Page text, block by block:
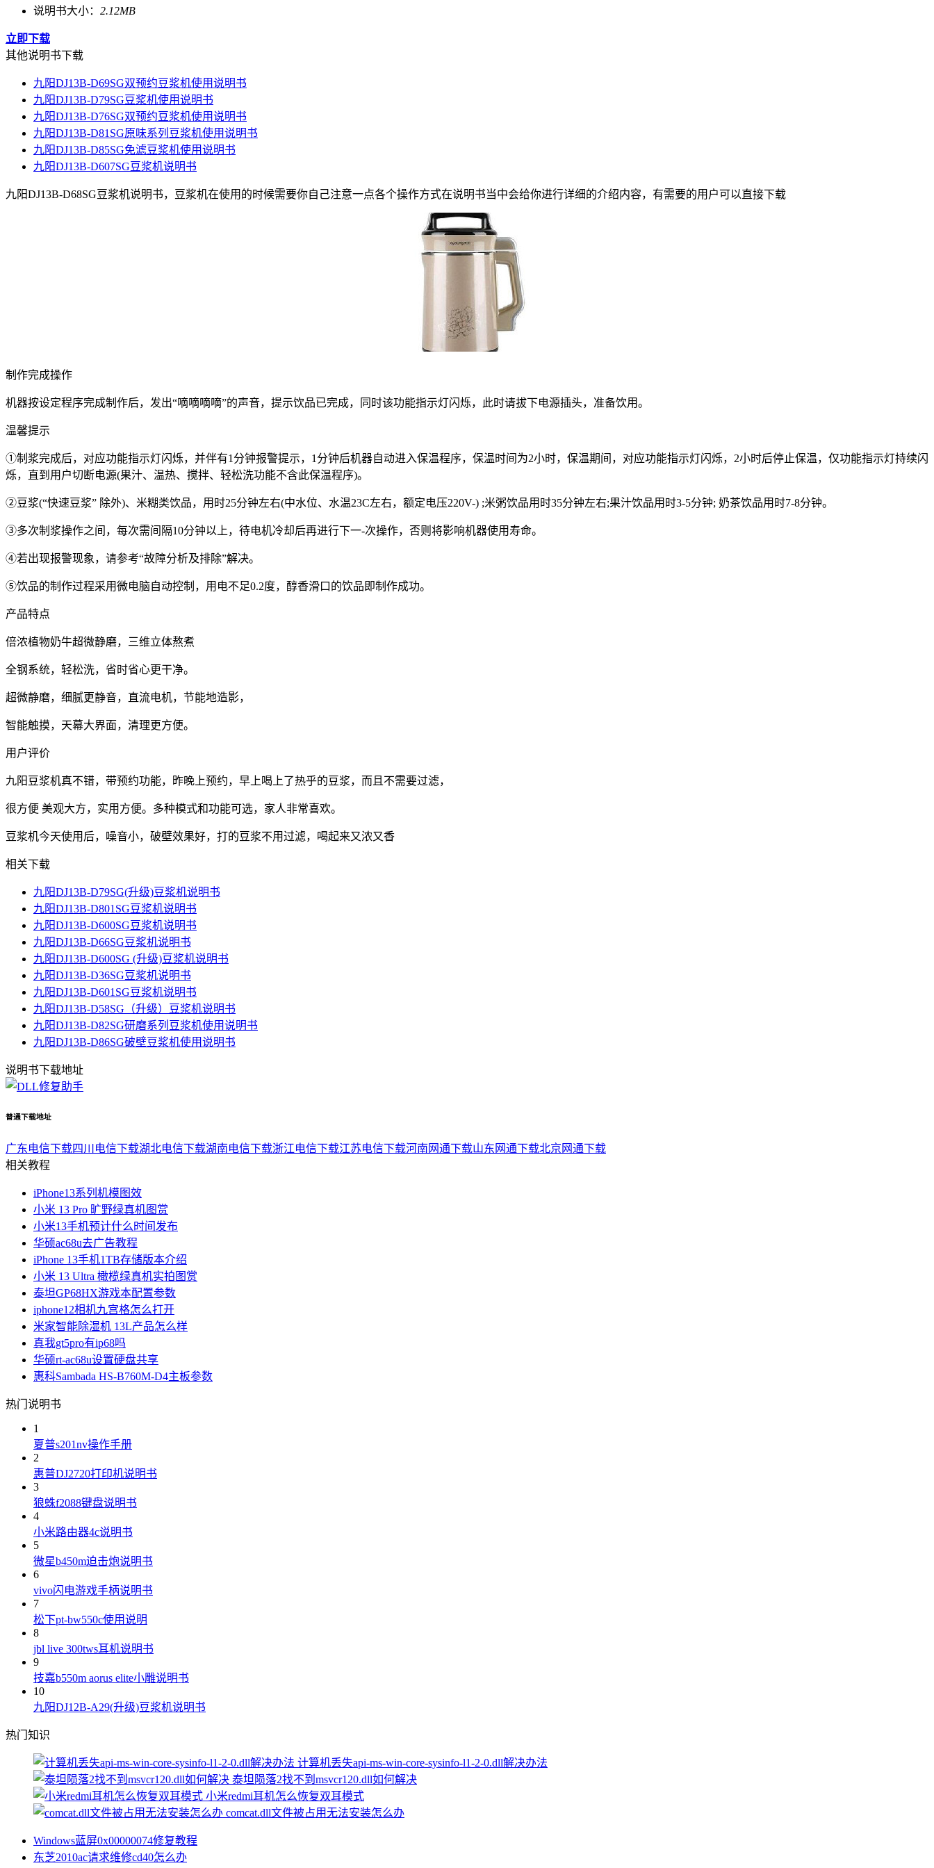
说明书大小： 2.12MB
立即下载
其他说明书下载
九阳DJ13B-D69SG双预约豆浆机使用说明书
九阳DJ13B-D79SG豆浆机使用说明书
九阳DJ13B-D76SG双预约豆浆机使用说明书
九阳DJ13B-D81SG原味系列豆浆机使用说明书
九阳DJ13B-D85SG免滤豆浆机使用说明书
九阳DJ13B-D607SG豆浆机说明书
九阳DJ13B-D68SG豆浆机说明书，豆浆机在使用的时候需要你自己注意一点各个操作方式在说明书当中会给你进行详细的介绍内容，有需要的用户可以直接下载
制作完成操作
机器按设定程序完成制作后，发出“嘀嘀嘀嘀”的声音，提示饮品已完成，同时该功能指示灯闪烁，此时请拔下电源插头，准备饮用。
温馨提示
①制浆完成后，对应功能指示灯闪烁，并伴有1分钟报警提示，1分钟后机器自动进入保温程序，保温时间为2小时，保温期间，对应功能指示灯闪烁，2小时后停止保温，仅功能指示灯持续闪
烁，直到用户切断电源(果汁、温热、搅拌、轻松洗功能不含此保温程序)。
②豆浆(“快速豆浆” 除外)、米糊类饮品，用时25分钟左右(中水位、水温23C左右，额定电压220V-) ;米粥饮品用时35分钟左右;果汁饮品用时3-5分钟; 奶茶饮品用时7-8分钟。
③多次制浆操作之间，每次需间隔10分钟以上，待电机冷却后再进行下一-次操作，否则将影响机器使用寿命。
④若出现报警现象，请参考“故障分析及排除”解决。
⑤饮品的制作过程采用微电脑自动控制，用电不足0.2度，醇香滑口的饮品即制作成功。
产品特点
倍浓植物奶牛超微静磨，三维立体熬煮
全钢系统，轻松洗，省时省心更干净。
超微静磨，细腻更静音，直流电机，节能地造影，
智能触摸，天幕大界面，清理更方便。
用户评价
九阳豆浆机真不错，带预约功能，昨晚上预约，早上喝上了热乎的豆浆，而且不需要过滤，
很方便 美观大方，实用方便。多种模式和功能可选，家人非常喜欢。
豆浆机今天使用后，噪音小，破壁效果好，打的豆浆不用过滤，喝起来又浓又香
相关下载
九阳DJ13B-D79SG(升级)豆浆机说明书
九阳DJ13B-D801SG豆浆机说明书
九阳DJ13B-D600SG豆浆机说明书
九阳DJ13B-D66SG豆浆机说明书
九阳DJ13B-D600SG (升级)豆浆机说明书
九阳DJ13B-D36SG豆浆机说明书
九阳DJ13B-D601SG豆浆机说明书
九阳DJ13B-D58SG（升级）豆浆机说明书
九阳DJ13B-D82SG研磨系列豆浆机使用说明书
九阳DJ13B-D86SG破壁豆浆机使用说明书
说明书下载地址
普通下载地址
广东电信下载四川电信下载湖北电信下载湖南电信下载浙江电信下载江苏电信下载河南网通下载山东网通下载北京网通下载
相关教程
iPhone13系列机模图效
小米 13 Pro 旷野绿真机图赏
小米13手机预计什么时间发布
华硕ac68u去广告教程
iPhone 13手机1TB存储版本介绍
小米 13 Ultra 橄榄绿真机实拍图赏
泰坦GP68HX游戏本配置参数
iphone12相机九宫格怎么打开
米家智能除湿机 13L产品怎么样
真我gt5pro有ip68吗
华硕rt-ac68u设置硬盘共享
惠科Sambada HS-B760M-D4主板参数
热门说明书
1
夏普s201nv操作手册
2
惠普DJ2720打印机说明书
3
狼蛛f2088键盘说明书
4
小米路由器4c说明书
5
微星b450m迫击炮说明书
6
vivo闪电游戏手柄说明书
7
松下pt-bw550c使用说明
8
jbl live 300tws耳机说明书
9
技嘉b550m aorus elite小雕说明书
10
九阳DJ12B-A29(升级)豆浆机说明书
热门知识
计算机丢失api-ms-win-core-sysinfo-l1-2-0.dll解决办法
泰坦陨落2找不到msvcr120.dll如何解决
小米redmi耳机怎么恢复双耳模式
comcat.dll文件被占用无法安装怎么办
Windows蓝屏0x00000074修复教程
东芝2010ac请求维修cd40怎么办